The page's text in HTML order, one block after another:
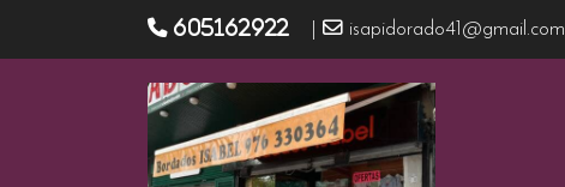
605162922 | isapidorado41@gmail.com